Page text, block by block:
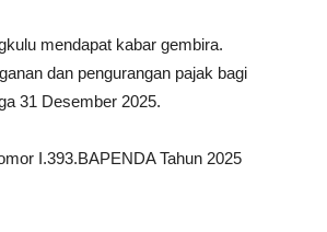
mendapat kabar gembira.
dan pengurangan pajak bagi
31 Desember 2025.
I.393.BAPENDA Tahun 2025